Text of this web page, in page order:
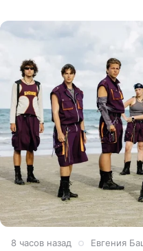
8 часов назад Евгения